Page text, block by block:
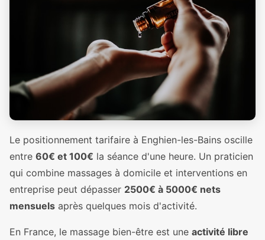
Le positionnement tarifaire à Enghien-les-Bains oscille
entre 60€ et 100€ la séance d'une heure. Un praticien
qui combine massages à domicile et interventions en
entreprise peut dépasser 2500€ à 5000€ nets
mensuels après quelques mois d'activité.
En France, le massage bien-être est une activité libre